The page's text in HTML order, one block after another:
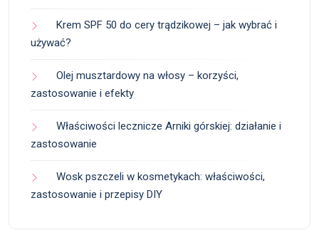
Krem SPF 50 do cery trądzikowej – jak wybrać i
używać?
Olej musztardowy na włosy – korzyści,
zastosowanie i efekty
Właściwości lecznicze Arniki górskiej: działanie i
zastosowanie
Wosk pszczeli w kosmetykach: właściwości,
zastosowanie i przepisy DIY